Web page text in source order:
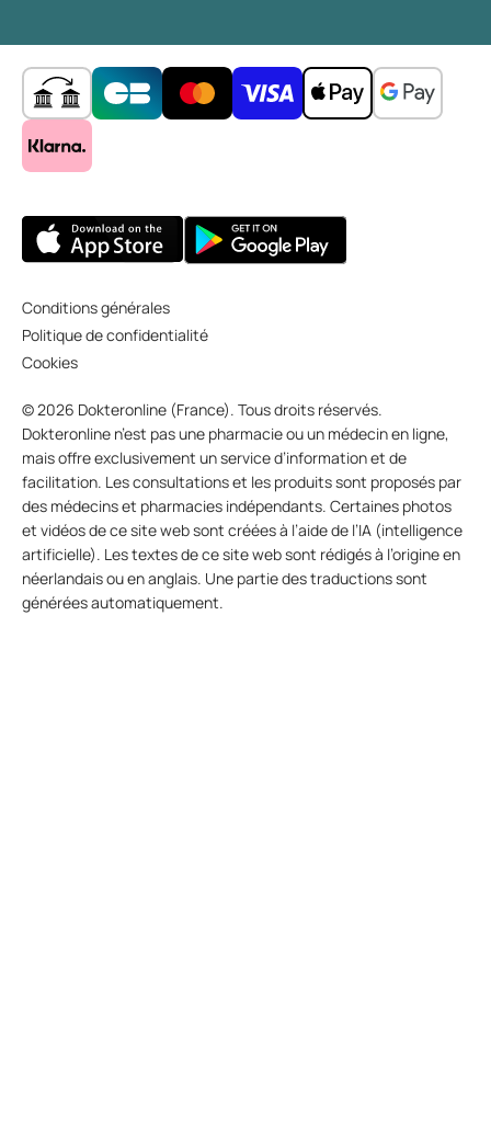
Conditions générales
Politique de confidentialité
Cookies
© 2026 Dokteronline (France). Tous droits réservés.
Dokteronline n’est pas une pharmacie ou un médecin en ligne,
mais offre exclusivement un service d’information et de
facilitation. Les consultations et les produits sont proposés par
des médecins et pharmacies indépendants. Certaines photos
et vidéos de ce site web sont créées à l’aide de l’IA (intelligence
artificielle). Les textes de ce site web sont rédigés à l’origine en
néerlandais ou en anglais. Une partie des traductions sont
générées automatiquement.